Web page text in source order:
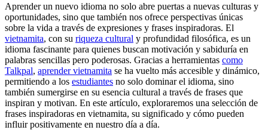
Aprender un nuevo idioma no solo abre puertas a nuevas culturas y
oportunidades, sino que también nos ofrece perspectivas únicas
sobre la vida a través de expresiones y frases inspiradoras. El
vietnamita, con su riqueza cultural y profundidad filosófica, es un
idioma fascinante para quienes buscan motivación y sabiduría en
palabras sencillas pero poderosas. Gracias a herramientas como
Talkpal, aprender vietnamita se ha vuelto más accesible y dinámico,
permitiendo a los estudiantes no solo dominar el idioma, sino
también sumergirse en su esencia cultural a través de frases que
inspiran y motivan. En este artículo, exploraremos una selección de
frases inspiradoras en vietnamita, su significado y cómo pueden
influir positivamente en nuestro día a día.